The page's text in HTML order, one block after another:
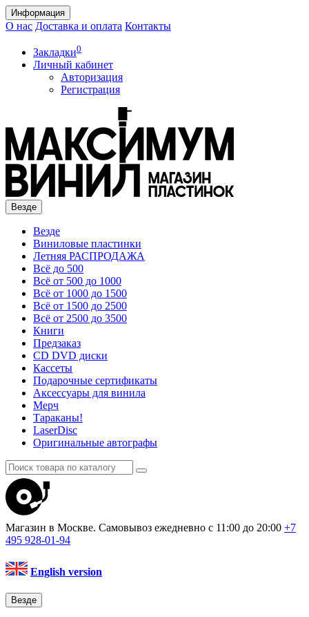
Информация
О нас Доставка и оплата Контакты
Закладки0
Личный кабинет
Авторизация
Регистрация
Везде
Везде
Виниловые пластинки
Летняя РАСПРОДАЖА
Всё до 500
Всё от 500 до 1000
Всё от 1000 до 1500
Всё от 1500 до 2500
Всё от 2500 до 3500
Книги
Предзаказ
CD DVD диски
Кассеты
Подарочные сертификаты
Аксессуары для винила
Мерч
Тараканы!
LaserDisc
Оригинальные автографы
Магазин в Москве. Самовывоз ежедневно с 11:00 до 20:00 +7
495 928-01-94
English version
Везде